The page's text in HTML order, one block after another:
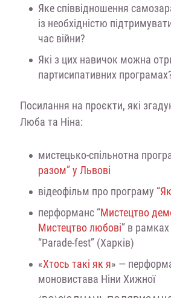
Яке співвідношення
із необхідністю
час війни?
Які з цих навичок можна
партисипативних
Посилання на проєкти, які
Люба та Ніна:
мистецько-спільнотна
разом” у Львові
відеофільм про програму
перформанс “Мистецтво
Мистецтво любові” в
“Parade-fest” (Харків)
«Хтось такі як я» —
моновистава Ніни Хижної